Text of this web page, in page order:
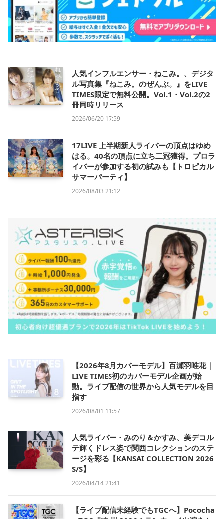
人気インフルエンサー・ねこみ。、デジタ
ル写真集『ねこみ。のぜんぶ。』をLIVE
TIMES限定で無料公開。Vol.1・Vol.2の2
冊同時リリース
2026/06/20 17:59
17LIVE 上半期新人ライバーの頂点はゆめ
はる。40名の頂点に立ち二冠獲得。プロラ
イバーが参加する初の試みも【トロピカル
サマーパーティ】
2026/08/03 21:12
【2026年8月カバーモデル】百瀬羽唯花｜
LIVE TIMES初のカバーモデル企画が始
動。ライブ配信の世界から人気モデルを目
指す
2026/08/01 11:57
人気ライバー・みのり＆かすみ、美デコル
テ輝くドレス姿で関西コレクションのステ
ージを彩る【KANSAI COLLECTION 2026
S/S】
2026/04/14 21:41
【ライブ配信未経験でもTGCへ】Pococha